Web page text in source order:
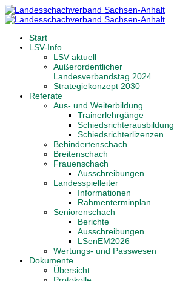
Start
LSV-Info
LSV aktuell
Außerordentlicher
Landesverbandstag 2024
Strategiekonzept 2030
Referate
Aus- und Weiterbildung
Trainerlehrgänge
Schiedsrichterausbildung
Schiedsrichterlizenzen
Behindertenschach
Breitenschach
Frauenschach
Ausschreibungen
Landesspielleiter
Informationen
Rahmenterminplan
Seniorenschach
Berichte
Ausschreibungen
LSenEM2026
Wertungs- und Passwesen
Dokumente
Übersicht